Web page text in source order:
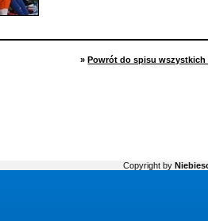
» Powrót do spisu wszystkich
Copyright by